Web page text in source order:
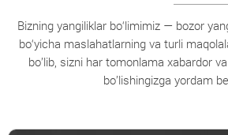
Bizning yangiliklar bo‘limimiz — bozor
bo‘yicha maslahatlarning va turli
bo’lib, sizni har tomonlama xabardor
bo’lishingizga yordam